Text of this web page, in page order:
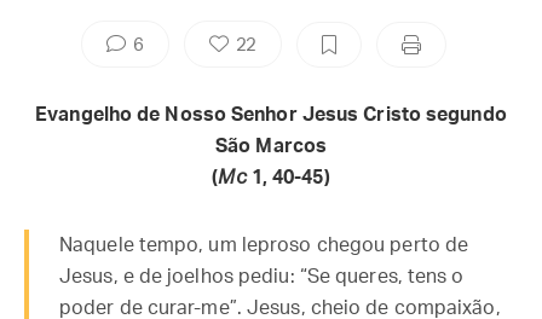
6 22
Evangelho de Nosso Senhor Jesus Cristo segundo
São Marcos
(Mc1, 40-45)
Naquele tempo, um leproso chegou perto de
Jesus, e de joelhos pediu: “Se queres, tens o
poder de curar-me”. Jesus, cheio de compaixão,